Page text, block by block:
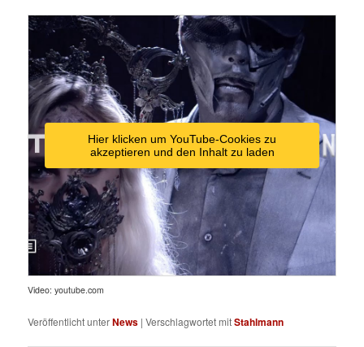
Hier klicken um YouTube-Cookies zu
akzeptieren und den Inhalt zu laden
Video: youtube.com
Veröffentlicht unterNews |Verschlagwortet mitStahlmann